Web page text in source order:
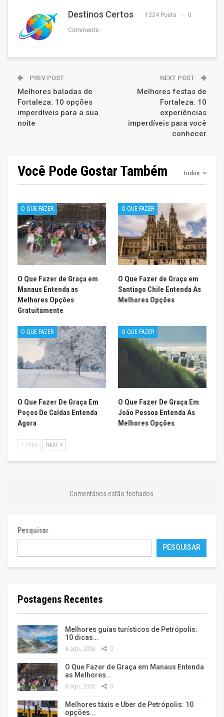
Destinos Certos 1224 Posts 0
Comments
PREV POST
Melhores baladas de
Fortaleza: 10 opções
imperdíveis para a sua
noite
NEXT POST
Melhores festas de
Fortaleza: 10
experiências
imperdíveis para você
conhecer
Todos
Você Pode Gostar Também
O QUE FAZER
O Que Fazer de Graça em
Manaus Entenda as
Melhores Opções
Gratuitamente
O QUE FAZER
O Que Fazer de Graça em
Santiago Chile Entenda As
Melhores Opções
O QUE FAZER
O Que Fazer De Graça Em
Poços De Caldas Entenda
Agora
O QUE FAZER
O Que Fazer De Graça Em
João Pessoa Entenda As
Melhores Opções
PREV NEXT
Comentários estão fechados.
Pesquisar
PESQUISAR
Postagens Recentes
Melhores guias turísticos de Petrópolis:
10 dicas…
8 ago, 2026 0
O Que Fazer de Graça em Manaus Entenda
as Melhores…
8 ago, 2026 0
Melhores táxis e Uber de Petrópolis: 10
opções…